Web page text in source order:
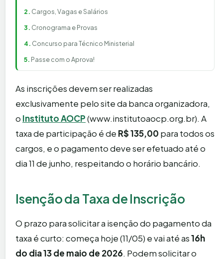
Cargos, Vagas e Salários
Cronograma e Provas
Concurso para Técnico Ministerial
Passe com o Aprova!
As inscrições devem ser realizadas
exclusivamente pelo site da banca organizadora,
o Instituto AOCP(www.institutoaocp.org.br). A
taxa de participação é de R$ 135,00 para todos os
cargos, e o pagamento deve ser efetuado até o
dia 11 de junho, respeitando o horário bancário.
Isenção da Taxa de Inscrição
O prazo para solicitar a isenção do pagamento da
taxa é curto: começa hoje (11/05) e vai até as16h
do dia 13 de maio de 2026. Podem solicitar o